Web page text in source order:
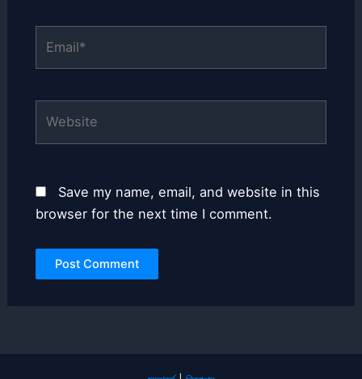
Save my name, email, and website in this
browser for the next time I comment.